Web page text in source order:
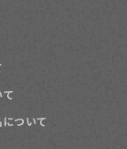
ついて